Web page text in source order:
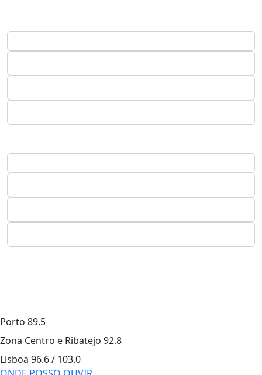
Porto 89.5
Zona Centro e Ribatejo 92.8
Lisboa 96.6 / 103.0